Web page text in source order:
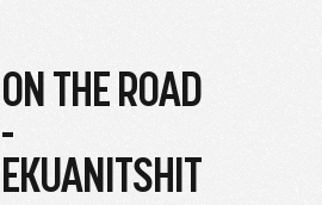
ON THE ROAD
-
EKUANITSHIT